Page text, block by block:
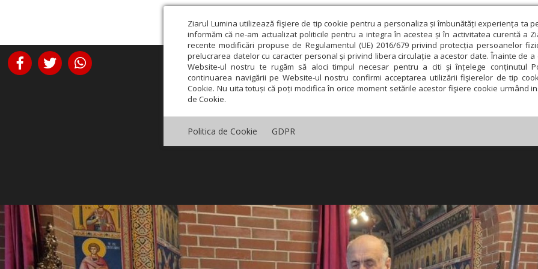
Ziarul Lumina utilizează fişiere de tip cookie pentru a personaliza și îmbunătăți experiența ta
informăm că ne-am actualizat politicile pentru a integra în acestea și în activitatea curentă a
recente modificări propuse de Regulamentul (UE) 2016/679 privind protecția persoanelor
prelucrarea datelor cu caracter personal și privind libera circulație a acestor date. Înainte de
Website-ul nostru te rugăm să aloci timpul necesar pentru a citi și înțelege conținutul
continuarea navigării pe Website-ul nostru confirmi acceptarea utilizării fişierelor de tip
Cookie. Nu uita totuși că poți modifica în orice moment setările acestor fişiere cookie urmând
de Cookie.
Politica de Cookie GDPR